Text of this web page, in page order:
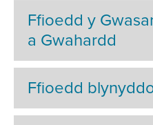
Ffioedd y
a Gwahardd
Ffioedd